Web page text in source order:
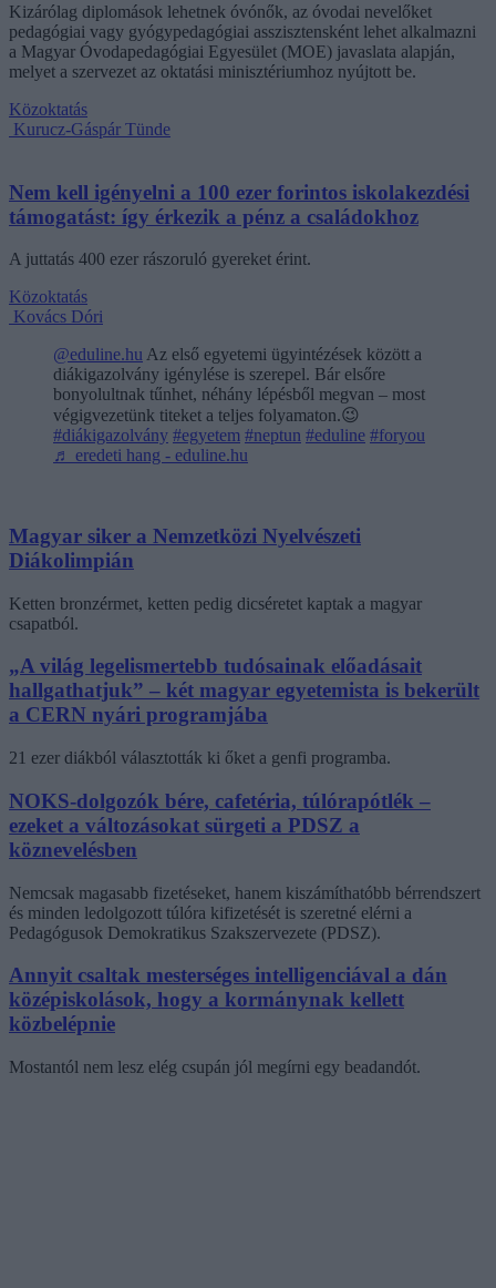
Kizárólag diplomások lehetnek óvónők, az óvodai nevelőket
pedagógiai vagy gyógypedagógiai asszisztensként lehet alkalmazni
a Magyar Óvodapedagógiai Egyesület (MOE) javaslata alapján,
melyet a szervezet az oktatási minisztériumhoz nyújtott be.
Közoktatás
Kurucz-Gáspár Tünde
Nem kell igényelni a 100 ezer forintos iskolakezdési
támogatást: így érkezik a pénz a családokhoz
A juttatás 400 ezer rászoruló gyereket érint.
Közoktatás
Kovács Dóri
@eduline.hu Az első egyetemi ügyintézések között a
diákigazolvány igénylése is szerepel. Bár elsőre
bonyolultnak tűnhet, néhány lépésből megvan – most
végigvezetünk titeket a teljes folyamaton.😉
#diákigazolvány #egyetem #neptun #eduline #foryou
♬ eredeti hang - eduline.hu
Magyar siker a Nemzetközi Nyelvészeti
Diákolimpián
Ketten bronzérmet, ketten pedig dicséretet kaptak a magyar
csapatból.
„A világ legelismertebb tudósainak előadásait
hallgathatjuk” – két magyar egyetemista is bekerült
a CERN nyári programjába
21 ezer diákból választották ki őket a genfi programba.
NOKS-dolgozók bére, cafetéria, túlórapótlék –
ezeket a változásokat sürgeti a PDSZ a
köznevelésben
Nemcsak magasabb fizetéseket, hanem kiszámíthatóbb bérrendszert
és minden ledolgozott túlóra kifizetését is szeretné elérni a
Pedagógusok Demokratikus Szakszervezete (PDSZ).
Annyit csaltak mesterséges intelligenciával a dán
középiskolások, hogy a kormánynak kellett
közbelépnie
Mostantól nem lesz elég csupán jól megírni egy beadandót.